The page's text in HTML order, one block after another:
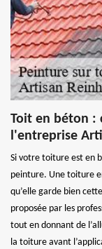
Toit en béton :
l'entreprise
Si votre toiture est en
peinture. Une toiture
qu’elle garde bien
proposée par les
tout en donnant de
la toiture avant